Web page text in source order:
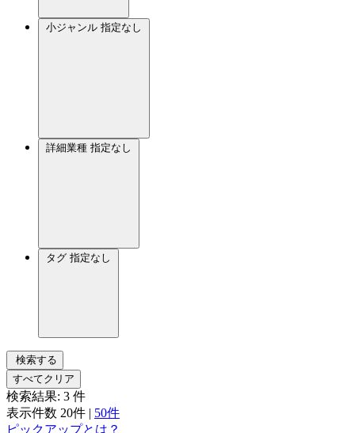
小ジャンル 指定なし
詳細業種 指定なし
タグ 指定なし
検索する
すべてクリア
検索結果: 3 件
表示件数 20件 | 50件
ピックアップとは？